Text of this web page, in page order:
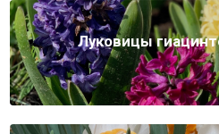
Луковицы